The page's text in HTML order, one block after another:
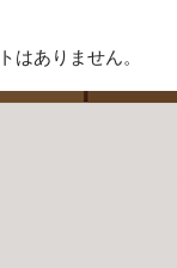
はありません。